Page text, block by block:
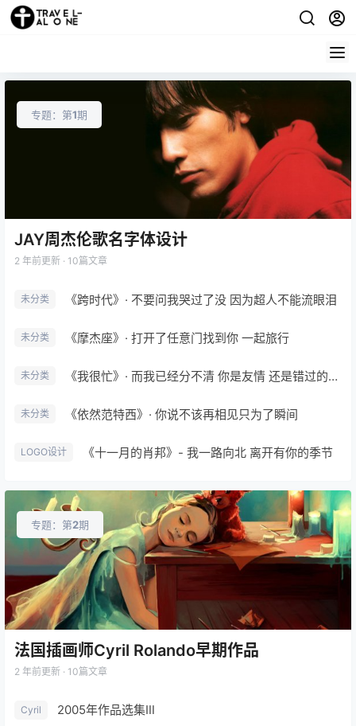
专题：第1期
JAY周杰伦歌名字体设计
2 年前更新 · 10篇文章
未分类 《跨时代》· 不要问我哭过了没 因为超人不能流眼泪
未分类 《摩杰座》· 打开了任意门找到你 一起旅行
未分类 《我很忙》· 而我已经分不清 你是友情 还是错过的爱情
未分类 《依然范特西》· 你说不该再相见只为了瞬间
LOGO设计 《十一月的肖邦》- 我一路向北 离开有你的季节
专题：第2期
法国插画师Cyril Rolando早期作品
2 年前更新 · 10篇文章
Cyril 2005年作品选集Ⅲ